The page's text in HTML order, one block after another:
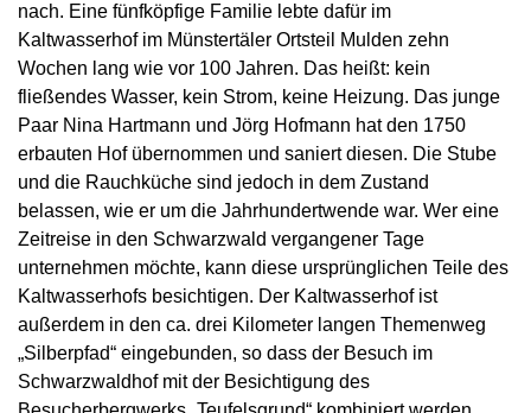
nach. Eine fünfköpfige Familie lebte dafür im
Kaltwasserhof im Münstertäler Ortsteil Mulden zehn
Wochen lang wie vor 100 Jahren. Das heißt: kein
fließendes Wasser, kein Strom, keine Heizung. Das junge
Paar Nina Hartmann und Jörg Hofmann hat den 1750
erbauten Hof übernommen und saniert diesen. Die Stube
und die Rauchküche sind jedoch in dem Zustand
belassen, wie er um die Jahrhundertwende war. Wer eine
Zeitreise in den Schwarzwald vergangener Tage
unternehmen möchte, kann diese ursprünglichen Teile des
Kaltwasserhofs besichtigen. Der Kaltwasserhof ist
außerdem in den ca. drei Kilometer langen Themenweg
„Silberpfad“ eingebunden, so dass der Besuch im
Schwarzwaldhof mit der Besichtigung des